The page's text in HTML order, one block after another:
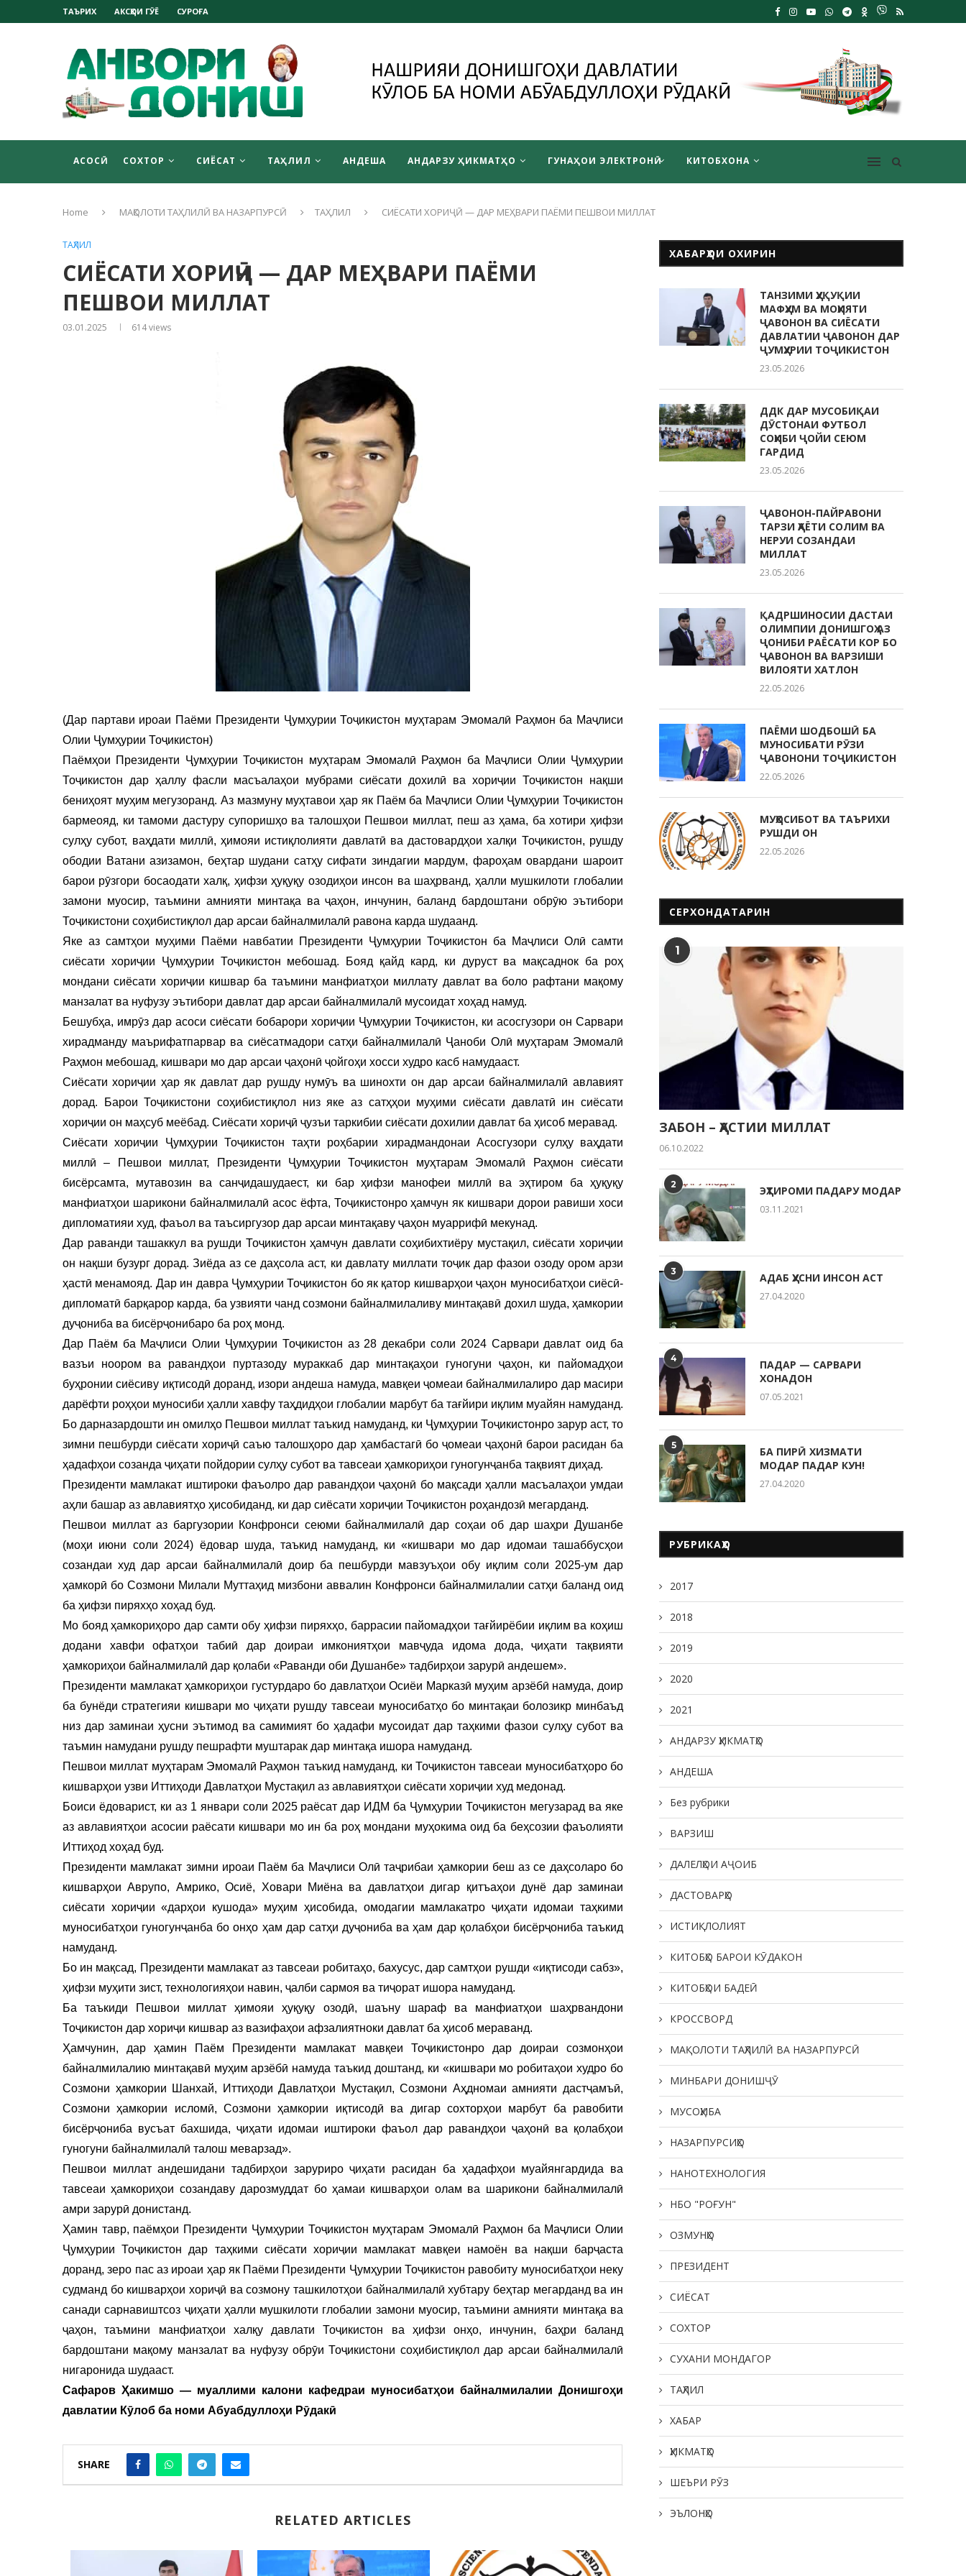
ТАЪРИХ АКСҲОИ ГӮЁ СУРОҒА
АСОСӢ СОХТОР СИЁСАТ ТАҲЛИЛ АНДЕША АНДАРЗУ ҲИКМАТҲО ГУНАҲОИ ЭЛЕКТРОНӢ КИТОБХОНА
Home МАҚОЛОТИ ТАҲЛИЛӢ ВА НАЗАРПУРСӢ ТАҲЛИЛ СИЁСАТИ ХОРИҶӢ — ДАР МЕҲВАРИ ПАЁМИ ПЕШВОИ МИЛЛАТ
ТАҲЛИЛ
СИЁСАТИ ХОРИҶӢ — ДАР МЕҲВАРИ ПАЁМИ
ПЕШВОИ МИЛЛАТ
03.01.2025 614views
(Дар партави ироаи Паёми Президенти Ҷумҳурии Тоҷикистон муҳтарам Эмомалӣ Раҳмон ба Маҷлиси
Олии Ҷумҳурии Тоҷикистон)
Паёмҳои Президенти Ҷумҳурии Тоҷикистон муҳтарам Эмомалӣ Раҳмон ба Маҷлиси Олии Ҷумҳурии
Тоҷикистон дар ҳаллу фасли масъалаҳои мубрами сиёсати дохилӣ ва хориҷии Тоҷикистон нақши
бениҳоят муҳим мегузоранд. Аз мазмуну муҳтавои ҳар як Паём ба Маҷлиси Олии Ҷумҳурии Тоҷикистон
бармеояд, ки тамоми дастуру супоришҳо ва талошҳои Пешвои миллат, пеш аз ҳама, ба хотири ҳифзи
сулҳу субот, ваҳдати миллӣ, ҳимояи истиқлолияти давлатӣ ва дастовардҳои халқи Тоҷикистон, рушду
ободии Ватани азизамон, беҳтар шудани сатҳу сифати зиндагии мардум, фароҳам овардани шароит
барои рӯзгори босаодати халқ, ҳифзи ҳуқуқу озодиҳои инсон ва шаҳрванд, ҳалли мушкилоти глобалии
замони муосир, таъмини амнияти минтақа ва ҷаҳон, инчунин, баланд бардоштани обрӯю эътибори
Тоҷикистони соҳибистиқлол дар арсаи байналмилалӣ равона карда шудаанд.
Яке аз самтҳои муҳими Паёми навбатии Президенти Ҷумҳурии Тоҷикистон ба Маҷлиси Олӣ самти
сиёсати хориҷии Ҷумҳурии Тоҷикистон мебошад. Бояд қайд кард, ки дуруст ва мақсаднок ба роҳ
мондани сиёсати хориҷии кишвар ба таъмини манфиатҳои миллату давлат ва боло рафтани мақому
манзалат ва нуфузу эътибори давлат дар арсаи байналмилалӣ мусоидат хоҳад намуд.
Бешубҳа, имрӯз дар асоси сиёсати бобарори хориҷии Ҷумҳурии Тоҷикистон, ки асосгузори он Сарвари
хирадманду маърифатпарвар ва сиёсатмадори сатҳи байналмилалӣ Ҷаноби Олӣ муҳтарам Эмомалӣ
Раҳмон мебошад, кишвари мо дар арсаи ҷаҳонӣ ҷойгоҳи хосси худро касб намудааст.
Сиёсати хориҷии ҳар як давлат дар рушду нумӯъ ва шинохти он дар арсаи байналмилалӣ авлавият
дорад. Барои Тоҷикистони соҳибистиқлол низ яке аз сатҳҳои муҳими сиёсати давлатӣ ин сиёсати
хориҷии он маҳсуб меёбад. Сиёсати хориҷӣ ҷузъи таркибии сиёсати дохилии давлат ба ҳисоб меравад.
Сиёсати хориҷии Ҷумҳурии Тоҷикистон таҳти роҳбарии хирадмандонаи Асосгузори сулҳу ваҳдати
миллӣ – Пешвои миллат, Президенти Ҷумҳурии Тоҷикистон муҳтарам Эмомалӣ Раҳмон сиёсати
бисёрсамта, мутавозин ва санҷидашудаест, ки бар ҳифзи манофеи миллӣ ва эҳтиром ба ҳуқуқу
манфиатҳои шарикони байналмилалӣ асос ёфта, Тоҷикистонро ҳамчун як кишвари дорои равиши хоси
дипломатияи худ, фаъол ва таъсиргузор дар арсаи минтақаву ҷаҳон муаррифӣ мекунад.
Дар раванди ташаккул ва рушди Тоҷикистон ҳамчун давлати соҳибихтиёру мустақил, сиёсати хориҷии
он нақши бузург дорад. Зиёда аз се даҳсола аст, ки давлату миллати тоҷик дар фазои озоду ором арзи
ҳастӣ менамояд. Дар ин давра Ҷумҳурии Тоҷикистон бо як қатор кишварҳои ҷаҳон муносибатҳои сиёсӣ-
дипломатӣ барқарор карда, ба узвияти чанд созмони байналмилаливу минтақавӣ дохил шуда, ҳамкории
дуҷониба ва бисёрҷонибаро ба роҳ монд.
Дар Паём ба Маҷлиси Олии Ҷумҳурии Тоҷикистон аз 28 декабри соли 2024 Сарвари давлат оид ба
вазъи ноором ва равандҳои пуртазоду мураккаб дар минтақаҳои гуногуни ҷаҳон, ки пайомадҳои
буҳронии сиёсиву иқтисодӣ доранд, изори андеша намуда, мавқеи ҷомеаи байналмилалиро дар масири
дарёфти роҳҳои муносиби ҳалли хавфу таҳдидҳои глобалии марбут ба тағйири иқлим муайян намуданд.
Бо дарназардошти ин омилҳо Пешвои миллат таъкид намуданд, ки Ҷумҳурии Тоҷикистонро зарур аст, то
зимни пешбурди сиёсати хориҷӣ саъю талошҳоро дар ҳамбастагӣ бо ҷомеаи ҷаҳонӣ барои расидан ба
ҳадафҳои созанда ҷиҳати пойдории сулҳу субот ва тавсеаи ҳамкориҳои гуногунҷанба тақвият диҳад.
Президенти мамлакат иштироки фаъолро дар равандҳои ҷаҳонӣ бо мақсади ҳалли масъалаҳои умдаи
аҳли башар аз авлавиятҳо ҳисобиданд, ки дар сиёсати хориҷии Тоҷикистон роҳандозӣ мегарданд.
Пешвои миллат аз баргузории Конфронси сеюми байналмилалӣ дар соҳаи об дар шаҳри Душанбе
(моҳи июни соли 2024) ёдовар шуда, таъкид намуданд, ки «кишвари мо дар идомаи ташаббусҳои
созандаи худ дар арсаи байналмилалӣ доир ба пешбурди мавзуъҳои обу иқлим соли 2025-ум дар
ҳамкорӣ бо Созмони Милали Муттаҳид мизбони аввалин Конфронси байналмилалии сатҳи баланд оид
ба ҳифзи пиряхҳо хоҳад буд.
Мо бояд ҳамкориҳоро дар самти обу ҳифзи пиряхҳо, баррасии пайомадҳои тағйирёбии иқлим ва коҳиш
додани хавфи офатҳои табиӣ дар доираи имкониятҳои мавҷуда идома дода, ҷиҳати тақвияти
ҳамкориҳои байналмилалӣ дар қолаби «Раванди оби Душанбе» тадбирҳои зарурӣ андешем».
Президенти мамлакат ҳамкориҳои густурдаро бо давлатҳои Осиёи Марказӣ муҳим арзёбӣ намуда, доир
ба бунёди стратегияи кишвари мо ҷиҳати рушду тавсеаи муносибатҳо бо минтақаи болозикр минбаъд
низ дар заминаи ҳусни эътимод ва самимият бо ҳадафи мусоидат дар таҳкими фазои сулҳу субот ва
таъмин намудани рушду пешрафти муштарак дар минтақа ишора намуданд.
Пешвои миллат муҳтарам Эмомалӣ Раҳмон таъкид намуданд, ки Тоҷикистон тавсеаи муносибатҳоро бо
кишварҳои узви Иттиҳоди Давлатҳои Мустақил аз авлавиятҳои сиёсати хориҷии худ медонад.
Боиси ёдоварист, ки аз 1 январи соли 2025 раёсат дар ИДМ ба Ҷумҳурии Тоҷикистон мегузарад ва яке
аз авлавиятҳои асосии раёсати кишвари мо ин ба роҳ мондани муҳокима оид ба беҳсозии фаъолияти
Иттиҳод хоҳад буд.
Президенти мамлакат зимни ироаи Паём ба Маҷлиси Олӣ таҷрибаи ҳамкории беш аз се даҳсоларо бо
кишварҳои Аврупо, Амрико, Осиё, Ховари Миёна ва давлатҳои дигар қитъаҳои дунё дар заминаи
сиёсати хориҷии «дарҳои кушода» муҳим ҳисобида, омодагии мамлакатро ҷиҳати идомаи таҳкими
муносибатҳои гуногунҷанба бо онҳо ҳам дар сатҳи дуҷониба ва ҳам дар қолабҳои бисёрҷониба таъкид
намуданд.
Бо ин мақсад, Президенти мамлакат аз тавсеаи робитаҳо, бахусус, дар самтҳои рушди «иқтисоди сабз»,
ҳифзи муҳити зист, технологияҳои навин, ҷалби сармоя ва тиҷорат ишора намуданд.
Ба таъкиди Пешвои миллат ҳимояи ҳуқуқу озодӣ, шаъну шараф ва манфиатҳои шаҳрвандони
Тоҷикистон дар хориҷи кишвар аз вазифаҳои афзалиятноки давлат ба ҳисоб мераванд.
Ҳамчунин, дар ҳамин Паём Президенти мамлакат мавқеи Тоҷикистонро дар доираи созмонҳои
байналмилалию минтақавӣ муҳим арзёбӣ намуда таъкид доштанд, ки «кишвари мо робитаҳои худро бо
Созмони ҳамкории Шанхай, Иттиҳоди Давлатҳои Мустақил, Созмони Аҳдномаи амнияти дастҷамъӣ,
Созмони ҳамкории исломӣ, Созмони ҳамкории иқтисодӣ ва дигар сохторҳои марбут ба равобити
бисёрҷониба вусъат бахшида, ҷиҳати идомаи иштироки фаъол дар равандҳои ҷаҳонӣ ва қолабҳои
гуногуни байналмилалӣ талош меварзад».
Пешвои миллат андешидани тадбирҳои заруриро ҷиҳати расидан ба ҳадафҳои муайянгардида ва
тавсеаи ҳамкориҳои созандаву дарозмуддат бо ҳамаи кишварҳои олам ва шарикони байналмилалӣ
амри зарурӣ донистанд.
Ҳамин тавр, паёмҳои Президенти Ҷумҳурии Тоҷикистон муҳтарам Эмомалӣ Раҳмон ба Маҷлиси Олии
Ҷумҳурии Тоҷикистон дар таҳкими сиёсати хориҷии мамлакат мавқеи намоён ва нақши барҷаста
доранд, зеро пас аз ироаи ҳар як Паёми Президенти Ҷумҳурии Тоҷикистон равобиту муносибатҳои неку
судманд бо кишварҳои хориҷӣ ва созмону ташкилотҳои байналмилалӣ хубтару беҳтар мегарданд ва ин
санади сарнавиштсоз ҷиҳати ҳалли мушкилоти глобалии замони муосир, таъмини амнияти минтақа ва
ҷаҳон, таъмини манфиатҳои халқу давлати Тоҷикистон ва ҳифзи онҳо, инчунин, баҳри баланд
бардоштани мақому манзалат ва нуфузу обрӯи Тоҷикистони соҳибистиқлол дар арсаи байналмилалӣ
нигаронида шудааст.
Сафаров Ҳакимшо — муаллими калони кафедраи муносибатҳои байналмилалии Донишгоҳи
давлатии Кӯлоб ба номи Абуабдуллоҳи Рӯдакӣ
SHARE
RELATED ARTICLES
ХАБАРҲОИ ОХИРИН
ТАНЗИМИ ҲУҚУҚИИ
МАФҲУМ ВА МОҲИЯТИ
ҶАВОНОН ВА СИЁСАТИ
ДАВЛАТИИ ҶАВОНОН ДАР
ҶУМҲУРИИ ТОҶИКИСТОН
23.05.2026
ДДК ДАР МУСОБИҚАИ
ДӮСТОНАИ ФУТБОЛ
СОҲИБИ ҶОЙИ СЕЮМ
ГАРДИД
23.05.2026
ҶАВОНОН-ПАЙРАВОНИ
ТАРЗИ ҲАЁТИ СОЛИМ ВА
НЕРУИ СОЗАНДАИ
МИЛЛАТ
23.05.2026
ҚАДРШИНОСИИ ДАСТАИ
ОЛИМПИИ ДОНИШГОҲ АЗ
ҶОНИБИ РАЁСАТИ КОР БО
ҶАВОНОН ВА ВАРЗИШИ
ВИЛОЯТИ ХАТЛОН
22.05.2026
ПАЁМИ ШОДБОШӢ БА
МУНОСИБАТИ РӮЗИ
ҶАВОНОНИ ТОҶИКИСТОН
22.05.2026
МУҲОСИБОТ ВА ТАЪРИХИ
РУШДИ ОН
22.05.2026
СЕРХОНДАТАРИН
1
ЗАБОН – ҲАСТИИ МИЛЛАТ
06.10.2022
2 ЭҲТИРОМИ ПАДАРУ МОДАР
03.11.2021
3 АДАБ ҲУСНИ ИНСОН АСТ
27.04.2020
4
ПАДАР — САРВАРИ
ХОНАДОН
07.05.2021
5
БА ПИРӢ ХИЗМАТИ
МОДАР ПАДАР КУН!
27.04.2020
РУБРИКАҲО
2017
2018
2019
2020
2021
АНДАРЗУ ҲИКМАТҲО
АНДЕША
Без рубрики
ВАРЗИШ
ДАЛЕЛҲОИ АҶОИБ
ДАСТОВАРҲО
ИСТИҚЛОЛИЯТ
КИТОБҲО БАРОИ КӮДАКОН
КИТОБҲОИ БАДЕӢ
КРОССВОРД
МАҚОЛОТИ ТАҲЛИЛӢ ВА НАЗАРПУРСӢ
МИНБАРИ ДОНИШҶӮ
МУСОҲИБА
НАЗАРПУРСИҲО
НАНОТЕХНОЛОГИЯ
НБО "РОҒУН"
ОЗМУНҲО
ПРЕЗИДЕНТ
СИЁСАТ
СОХТОР
СУХАНИ МОНДАГОР
ТАҲЛИЛ
ХАБАР
ҲИКМАТҲО
ШЕЪРИ РӮЗ
ЭЪЛОНҲО